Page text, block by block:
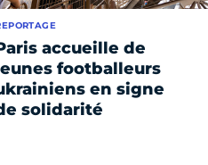
accueille de
footballeurs
en signe
solidarité